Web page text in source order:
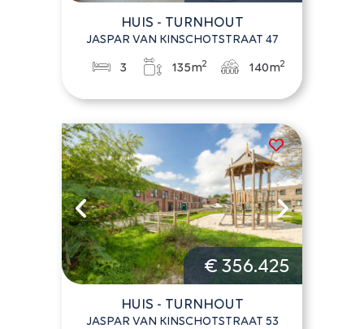
HUIS - TURNHOUT
JASPAR VAN KINSCHOTSTRAAT 47
3 135m2 140m2
€ 356.425
HUIS - TURNHOUT
JASPAR VAN KINSCHOTSTRAAT 53